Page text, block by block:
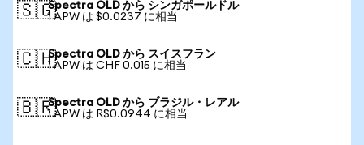
🇸🇬Spectra OLD から シンガポールドル
1 APW は $0.0237 に相当
🇨🇭Spectra OLD から スイスフラン
1 APW は CHF 0.015 に相当
🇧🇷Spectra OLD から ブラジル・レアル
1 APW は R$0.0944 に相当